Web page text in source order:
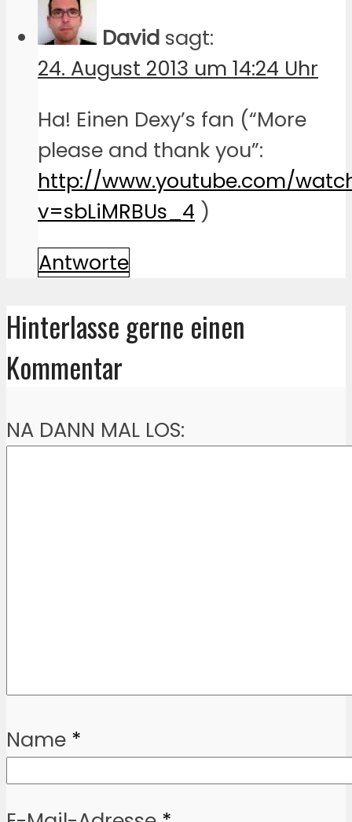
David sagt:
24. August 2013 um 14:24 Uhr
Ha! Einen Dexy’s fan (“More
please and thank you”:
http://www.youtube.com/
v=sbLiMRBUs_4 )
Antworte
Hinterlasse gerne einen
Kommentar
NA DANN MAL LOS:
Name *